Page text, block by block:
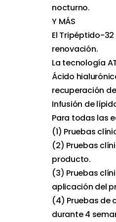
nocturno.
Y MÁS
El Tripéptido-
renovación.
La tecnología
Ácido
recuperación
Infusión de
Para todas las
(1) Pruebas
(2) Pruebas
producto.
(3) Pruebas
aplicación del
(4) Pruebas de
durante 4